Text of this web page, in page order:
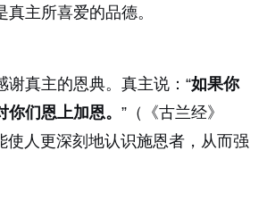
真主所喜爱的品德。
谢真主的恩典。真主说：“如果你
们恩上加恩。 ”（《古兰经》
使人更深刻地认识施恩者，从而强